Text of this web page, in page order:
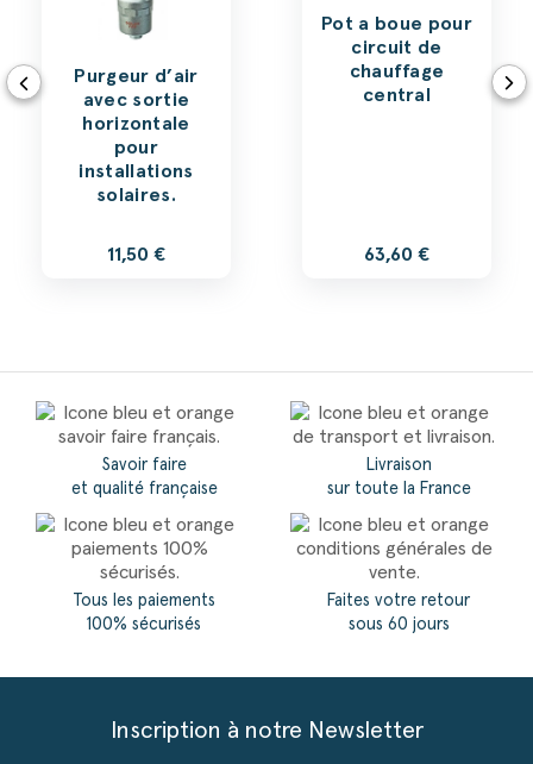
Purgeur d’air
avec sortie
horizontale
pour
installations
solaires.
11,50 €
Pot a boue pour
circuit de
chauffage
central
63,60 €
Savoir faire
et qualité française
Tous les paiements
100% sécurisés
Livraison
sur toute la France
Faites votre retour
sous 60 jours
Inscription à notre Newsletter